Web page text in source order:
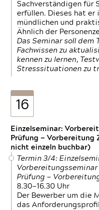
Sachverständigen für
erfüllen. Dieses hat er
mündlichen und
Ähnlich der
Das Seminar soll dem
Fachwissen zu
kennen zu lernen,
Stresssituationen zu
16
Einzelseminar:
Prüfung — Vorbereitung
nicht einzeln buchbar)
Termin 3/4:
Vorbereitungsseminar
Prüfung —
8.30—16.30 Uhr
Der Bewerber um die
das